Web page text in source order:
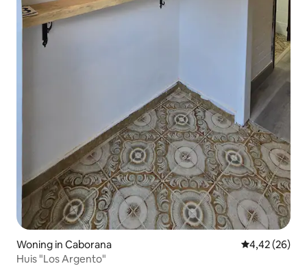
Woning in Caborana Gemiddelde
4,42 (26)
Huis "Los Argento"